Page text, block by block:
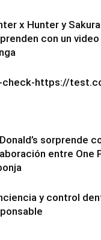
x Hunter y
con un
check-https://
sorprende
entre One
y control